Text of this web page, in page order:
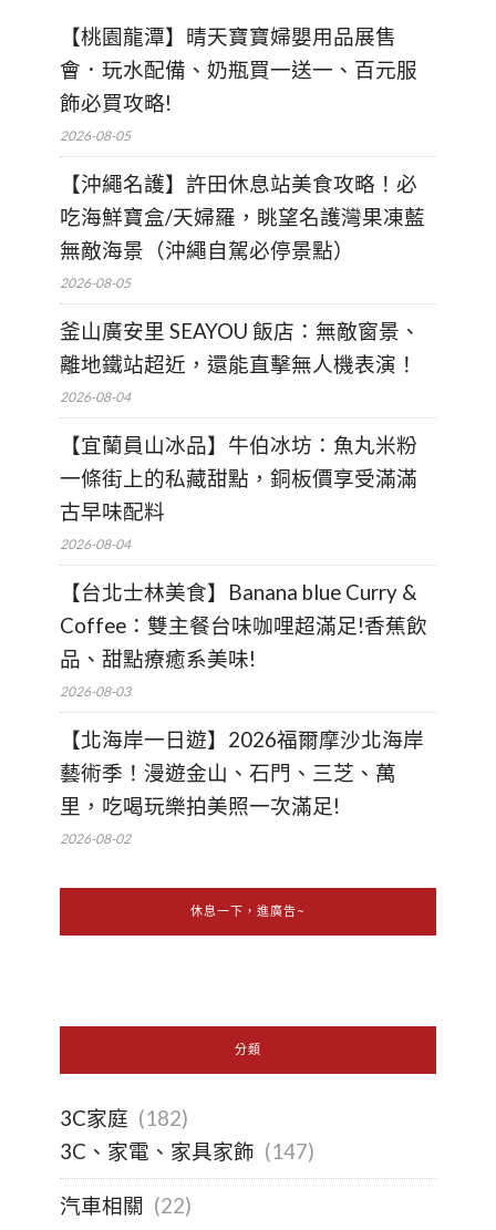
【桃園龍潭】晴天寶寶婦嬰用品展售
會．玩水配備、奶瓶買一送一、百元服
飾必買攻略!
2026-08-05
【沖繩名護】許田休息站美食攻略！必
吃海鮮寶盒/天婦羅，眺望名護灣果凍藍
無敵海景（沖繩自駕必停景點）
2026-08-05
釜山廣安里 SEAYOU 飯店：無敵窗景、
離地鐵站超近，還能直擊無人機表演！
2026-08-04
【宜蘭員山冰品】牛伯冰坊：魚丸米粉
一條街上的私藏甜點，銅板價享受滿滿
古早味配料
2026-08-04
【台北士林美食】Banana blue Curry &
Coffee：雙主餐台味咖哩超滿足!香蕉飲
品、甜點療癒系美味!
2026-08-03
【北海岸一日遊】2026福爾摩沙北海岸
藝術季！漫遊金山、石門、三芝、萬
里，吃喝玩樂拍美照一次滿足!
2026-08-02
休息一下，進廣告~
分類
3C家庭 (182)
3C、家電、家具家飾 (147)
汽車相關 (22)